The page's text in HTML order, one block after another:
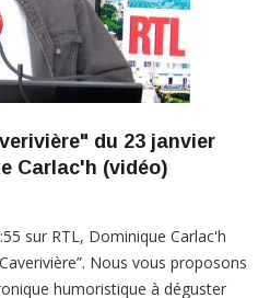
du 23 janvier
Carlac'h (vidéo)
sur RTL, Dominique Carlac'h
Nous vous proposons
humoristique à déguster